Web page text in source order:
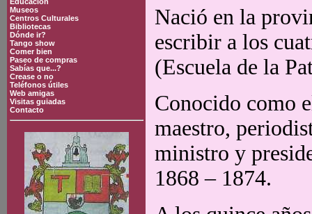
Museos
Centros Culturales
Bibliotecas
Dónde ir?
Tango show
Comer bien
Paseo de compras
Sabías que...?
Crease o no
Teléfonos útiles
Web amigas
Visitas guiadas
Contacto
Nació en la
escribir a los
(Escuela de la
Conocido como
maestro,
ministro y
1868 – 1874.